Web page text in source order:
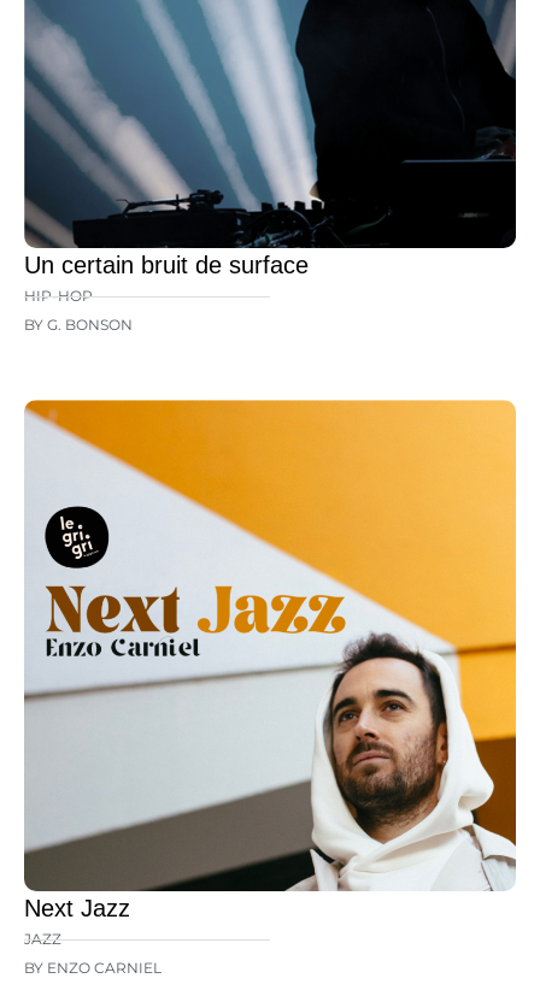
Un certain bruit de surface
HIP-HOP
BY G. BONSON
Next Jazz
JAZZ
BY ENZO CARNIEL